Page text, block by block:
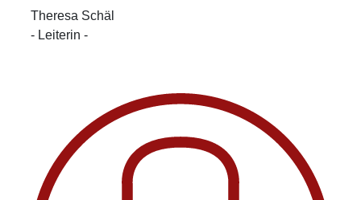
Theresa Schäl
- Leiterin -